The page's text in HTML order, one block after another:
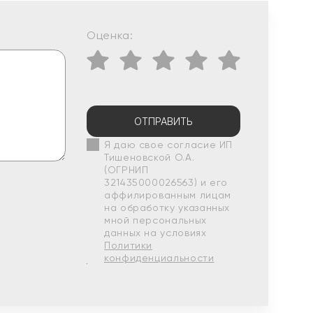
Оценка:
ОТПРАВИТЬ
Я даю свое согласие ИП
Тишеновской О.А.
(ОГРНИП
321435000026563) и его
аффилированным лицам
на обработку указанных
мной персональных
данных на условиях
Политики
конфиденциальности